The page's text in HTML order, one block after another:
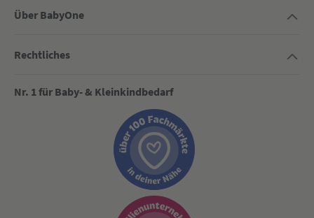
Über BabyOne
Rechtliches
Nr. 1 für Baby- & Kleinkindbedarf